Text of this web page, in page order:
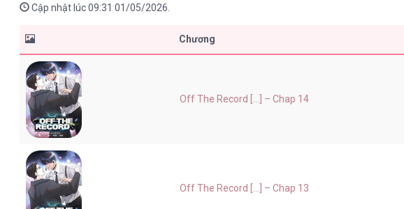
Cập nhật lúc 09:31 01/05/2026.
Chương
Off The Record [...] – Chap 14
Off The Record [...] – Chap 13